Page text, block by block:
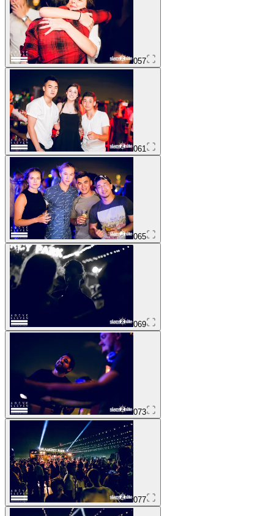
057
061
065
069
073
077